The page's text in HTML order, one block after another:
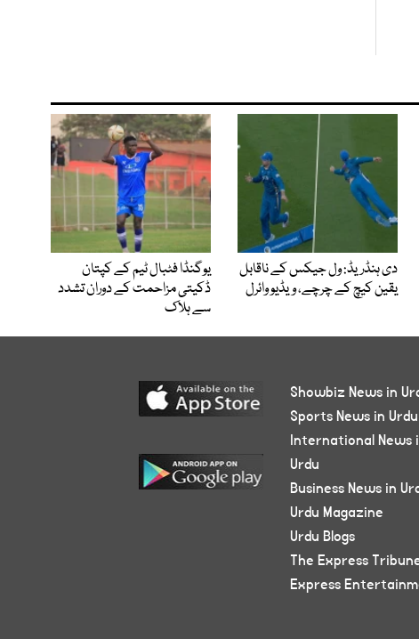
دی ہنڈریڈ: ول جیکس کے ناقابل
یقین کیچ کے چرچے، ویڈیو وائرل
یوگنڈا فٹبال ٹیم کے کپتان
ڈکیتی مزاحمت کے دوران تشدد
سے ہلاک
Showbiz News in
Sports News in Urdu
International News
Urdu
Business News in
Urdu Magazine
Urdu Blogs
The Express
Express